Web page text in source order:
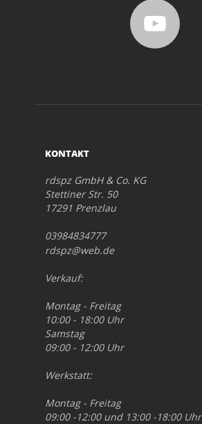
KONTAKT
rdspz GmbH & Co. KG
Stettiner Str. 50
17291 Prenzlau
03984834777
rdspz@web.de
Verkauf:
Montag - Freitag
10:00 - 18:00 Uhr
Samstag
09:00 - 12:00 Uhr
Werkstatt:
Montag - Freitag
09:00 -12:00 und 13:00 -18:00 Uhr